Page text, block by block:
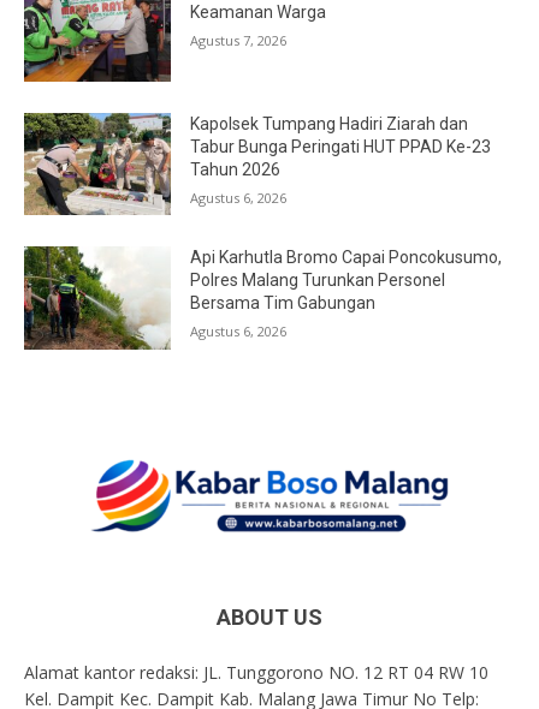
Keamanan Warga
Agustus 7, 2026
Kapolsek Tumpang Hadiri Ziarah dan
Tabur Bunga Peringati HUT PPAD Ke-23
Tahun 2026
Agustus 6, 2026
Api Karhutla Bromo Capai Poncokusumo,
Polres Malang Turunkan Personel
Bersama Tim Gabungan
Agustus 6, 2026
ABOUT US
Alamat kantor redaksi: JL. Tunggorono NO. 12 RT 04 RW 10
Kel. Dampit Kec. Dampit Kab. Malang Jawa Timur No Telp: